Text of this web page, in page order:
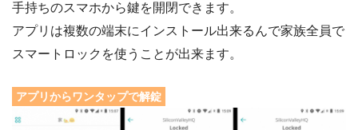
手持ちのスマホから鍵を開閉できます。
アプリは複数の端末にインストール出来るんで家族全員で
スマートロックを使うことが出来ます。
アプリからワンタップで解錠